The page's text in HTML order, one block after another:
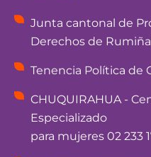
Junta cantonal de
Derechos de
Tenencia Política de
CHUQUIRAHUA -
Especializado
para mujeres 02 233